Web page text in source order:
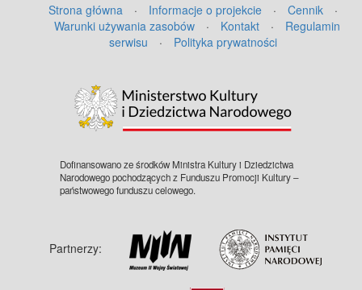
Strona główna · Informacje o projekcie · Cennik
·
Warunki używania zasobów
· Kontakt ·
Regulamin
serwisu
· Polityka prywatności
Dofinansowano ze środków Ministra Kultury i Dziedzictwa
Narodowego pochodzących z Funduszu Promocji Kultury –
państwowego funduszu celowego.
Partnerzy: